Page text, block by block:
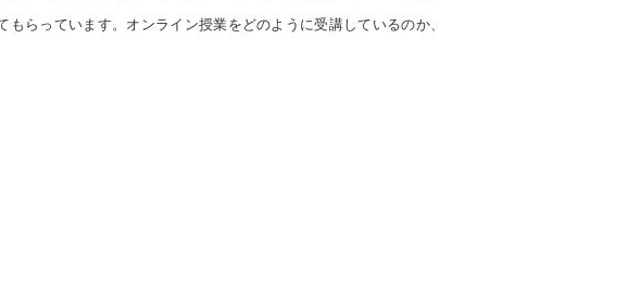
らっています。オンライン授業をどのように受講しているのか、